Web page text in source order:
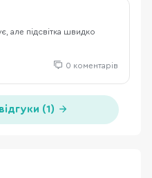
але підсвітка швидко
0 коментарів
(1)